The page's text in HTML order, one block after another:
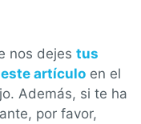
nos dejes tus
artículo en el
Además, si te ha
por favor,